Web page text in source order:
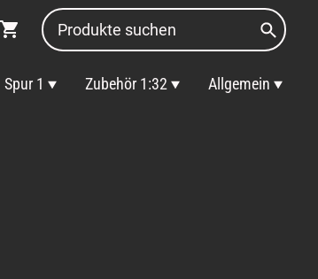
Spur 1 Zubehör 1:32 Allgemein